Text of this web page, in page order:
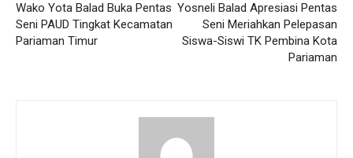
Wako Yota Balad Buka Pentas
Seni PAUD Tingkat Kecamatan
Pariaman Timur
Yosneli Balad Apresiasi Pentas
Seni Meriahkan Pelepasan
Siswa-Siswi TK Pembina Kota
Pariaman